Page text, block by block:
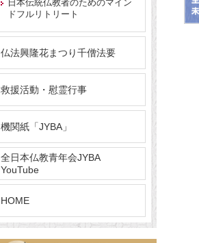
日本伝統仏教者のためのマイン
ドフルリトリート
仏法興隆花まつり千僧法要
救援活動・慰霊行事
機関紙「JYBA」
全日本仏教青年会JYBA
YouTube
HOME